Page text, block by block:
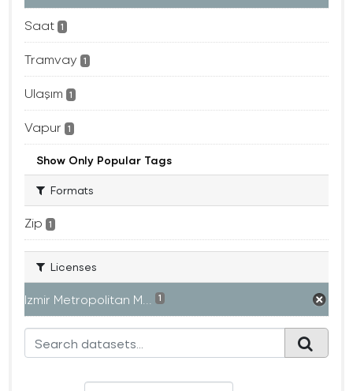
Saat 1
Tramvay 1
Ulaşım 1
Vapur 1
Show Only Popular Tags
Formats
Zip 1
Licenses
Izmir Metropolitan M... 1